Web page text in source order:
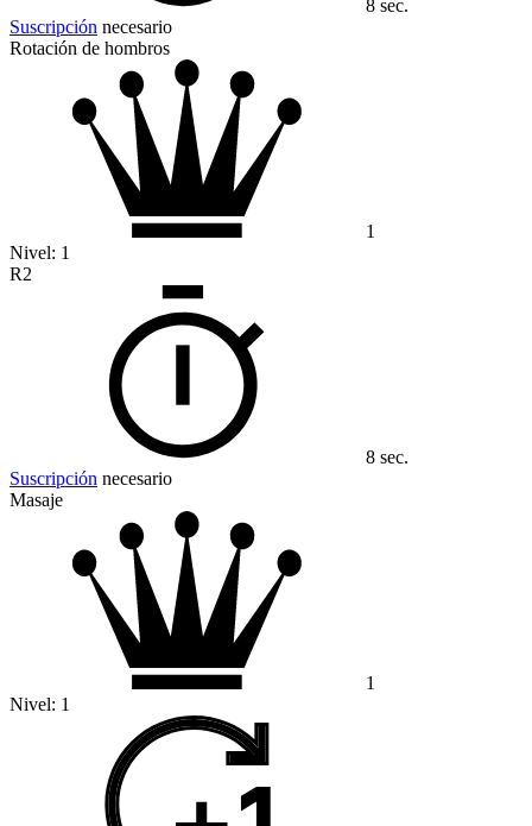
8 sec.
Suscripción necesario
Rotación de hombros
1
Nivel: 1
R2
8 sec.
Suscripción necesario
Masaje
1
Nivel: 1